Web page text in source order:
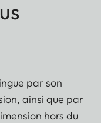
par son
ainsi que par
hors du